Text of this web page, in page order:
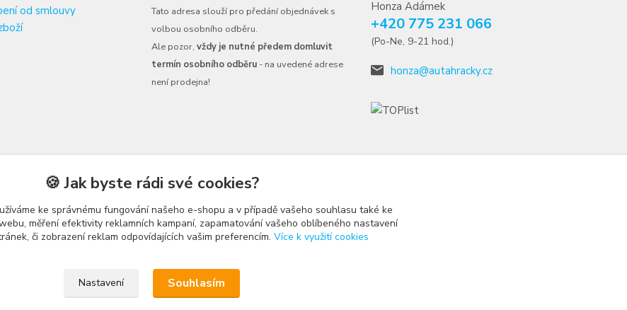
od smlouvy
Tato adresa slouží pro předání objednávek s
volbou osobního odběru.
Ale pozor, vždy je nutné předem domluvit
termín osobního odběru - na uvedené adrese
není prodejna!
Honza Adámek
+420 775 231 066
(Po-Ne, 9-21 hod.)
honza@autahracky.cz
Upravit sběr cookies.
🍪 Jak byste rádi své cookies?
ke správnému fungování našeho e-shopu a v případě vašeho souhlasu také ke
měření efektivity reklamních kampaní, zapamatování vašeho oblíbeného nastavení
či zobrazení reklam odpovídajících vašim preferencím. Více k využití cookies
Nastavení Souhlasím